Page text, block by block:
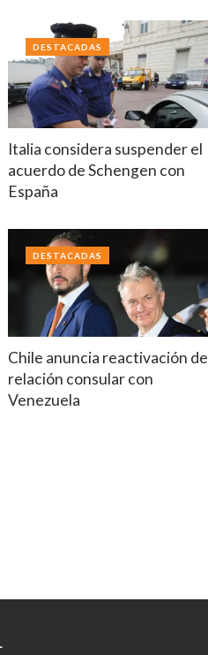
Italia considera suspender el
acuerdo de Schengen con
España
DESTACADAS
Chile anuncia reactivación de
relación consular con
Venezuela
DESTACADAS